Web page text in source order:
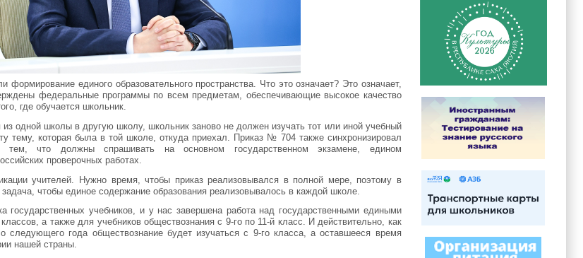
единого образовательного пространства. Что это означает? Это означает,
федеральные программы по всем предметам, обеспечивающие высокое качество
где обучается школьник.
одной школы в другую школу, школьник заново не должен изучать тот или иной учебный
тему, которая была в той школе, откуда приехал. Приказ № 704 также синхронизировал
тем, что должны спрашивать на основном государственном экзамене, едином
проверочных работах.
учителей. Нужно время, чтобы приказ реализовывался в полной мере, поэтому в
чтобы единое содержание образования реализовывалось в каждой школе.
государственных учебников, и у нас завершена работа над государственными едиными
а также для учебников обществознания с 9-го по 11-й класс. И действительно, как
следующего года обществознание будет изучаться с 9-го класса, а оставшееся время
нашей страны.